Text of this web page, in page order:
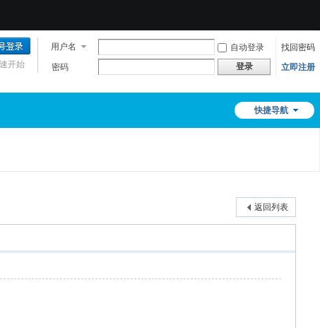
用户名 自动登录
找回密码
密码
登录 立即注册
开始
快捷导航
返回列表